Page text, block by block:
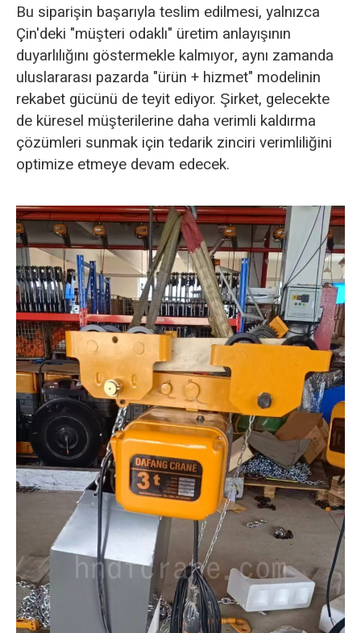
Bu siparişin başarıyla teslim edilmesi, yalnızca
Çin'deki "müşteri odaklı" üretim anlayışının
duyarlılığını göstermekle kalmıyor, aynı zamanda
uluslararası pazarda "ürün + hizmet" modelinin
rekabet gücünü de teyit ediyor. Şirket, gelecekte
de küresel müşterilerine daha verimli kaldırma
çözümleri sunmak için tedarik zinciri verimliliğini
optimize etmeye devam edecek.